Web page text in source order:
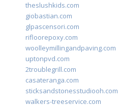
theslushkids.com
giobastian.com
glpascensori.com
rifloorepoxy.com
woolleymillingandpaving.com
uptonpvd.com
2troublegrill.com
casateranga.com
sticksandstonesstudiooh.com
walkers-treeservice.com